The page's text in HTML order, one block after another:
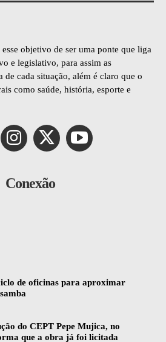
objetivo de ser uma ponte que liga
e legislativo, para assim as
de cada situação, além é claro que o
como saúde, história, esporte e
Conexão
de oficinas para aproximar
do CEPT Pepe Mujica, no
que a obra já foi licitada